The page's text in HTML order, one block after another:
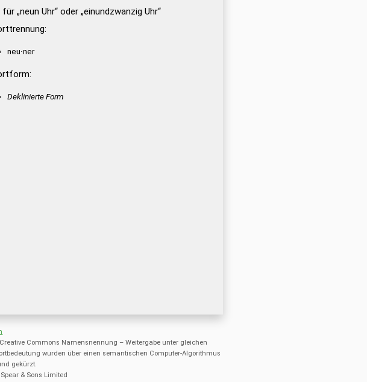
„neun Uhr“ oder „einundzwanzig Uhr“
neu·ner
Deklinierte Form
Commons Namensnennung – Weitergabe unter gleichen
wurden über einen semantischen Computer-Algorithmus
gekürzt.
& Sons Limited